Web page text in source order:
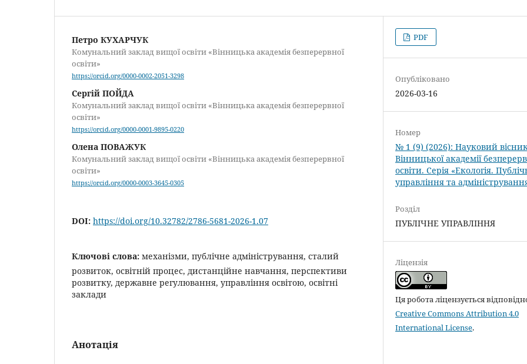
Петро КУХАРЧУК
Комунальний заклад вищої освіти «Вінницька академія безперервної
освіти»
https://orcid.org/0000-0002-2051-3298
Сергій ПОЙДА
Комунальний заклад вищої освіти «Вінницька академія безперервної
освіти»
https://orcid.org/0000-0001-9895-0220
Олена ПОВАЖУК
Комунальний заклад вищої освіти «Вінницька академія безперервної
освіти»
https://orcid.org/0000-0003-3645-0305
DOI: https://doi.org/10.32782/2786-5681-2026-1.07
Ключові слова: механізми, публічне адміністрування, сталий
розвиток, освітній процес, дистанційне навчання, перспективи
розвитку, державне регулювання, управління освітою, освітні
заклади
Анотація
PDF
Опубліковано
2026-03-16
Номер
№ 1 (9) (2026): Науковий
Вінницької академії
освіти. Серія «Екологія.
управління та
Розділ
ПУБЛІЧНЕ УПРАВЛІННЯ
Ліцензія
Ця робота ліцензується
Creative Commons Attribution 4.0
International License.